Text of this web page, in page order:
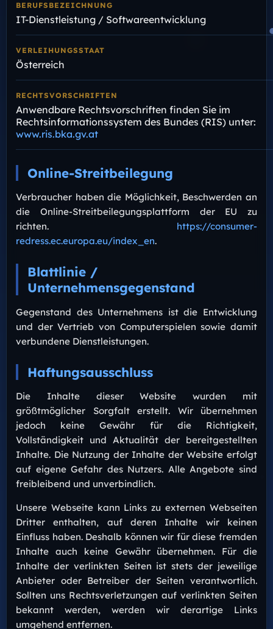
BERUFSBEZEICHNUNG
IT-Dienstleistung / Softwareentwicklung
VERLEIHUNGSSTAAT
Österreich
RECHTSVORSCHRIFTEN
Anwendbare Rechtsvorschriften finden Sie im
Rechtsinformationssystem des Bundes (RIS) unter:
www.ris.bka.gv.at
Online-Streitbeilegung
Verbraucher haben die Möglichkeit, Beschwerden an
die Online-Streitbeilegungsplattform der EU zu
richten. https://consumer-
redress.ec.europa.eu/index_en.
Blattlinie /
Unternehmensgegenstand
Gegenstand des Unternehmens ist die Entwicklung
und der Vertrieb von Computerspielen sowie damit
verbundene Dienstleistungen.
Haftungsausschluss
Die Inhalte dieser Website wurden mit
größtmöglicher Sorgfalt erstellt. Wir übernehmen
jedoch keine Gewähr für die Richtigkeit,
Vollständigkeit und Aktualität der bereitgestellten
Inhalte. Die Nutzung der Inhalte der Website erfolgt
auf eigene Gefahr des Nutzers. Alle Angebote sind
freibleibend und unverbindlich.
Unsere Webseite kann Links zu externen Webseiten
Dritter enthalten, auf deren Inhalte wir keinen
Einfluss haben. Deshalb können wir für diese fremden
Inhalte auch keine Gewähr übernehmen. Für die
Inhalte der verlinkten Seiten ist stets der jeweilige
Anbieter oder Betreiber der Seiten verantwortlich.
Sollten uns Rechtsverletzungen auf verlinkten Seiten
bekannt werden, werden wir derartige Links
umgehend entfernen.